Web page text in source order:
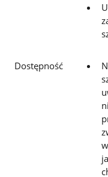
Dostępność